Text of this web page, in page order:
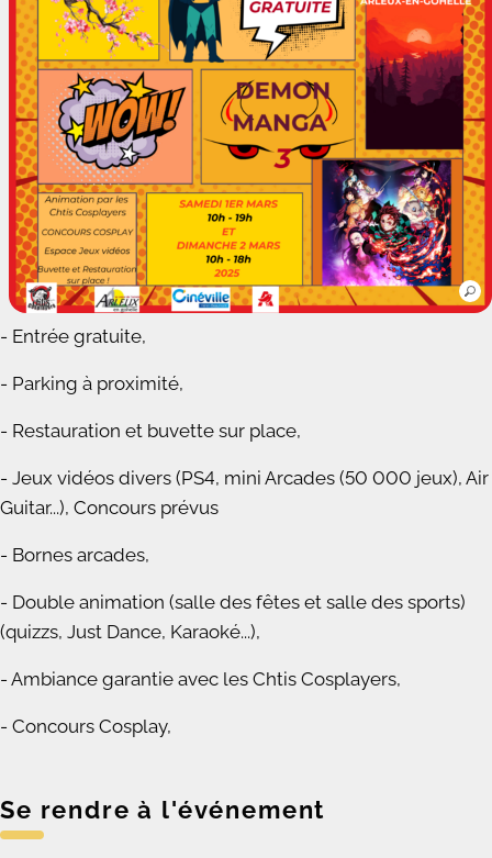
- Entrée gratuite,
- Parking à proximité,
- Restauration et buvette sur place,
- Jeux vidéos divers (PS4, mini Arcades (50 000 jeux), Air
Guitar...), Concours prévus
- Bornes arcades,
- Double animation (salle des fêtes et salle des sports)
(quizzs, Just Dance, Karaoké...),
- Ambiance garantie avec les Chtis Cosplayers,
- Concours Cosplay,
Se rendre à l'événement